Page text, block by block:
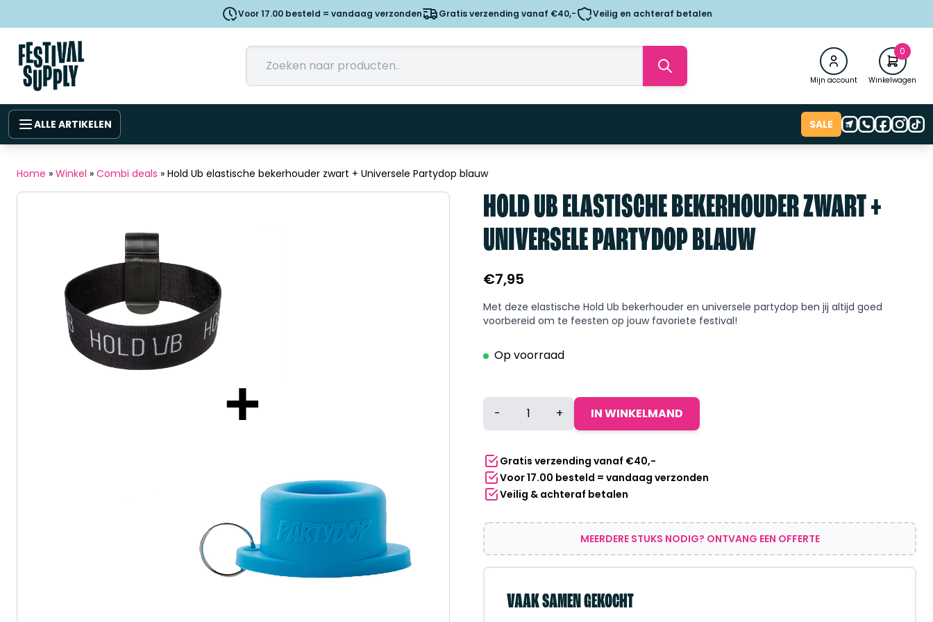
Voor 17.00 besteld = vandaag verzonden Gratis verzending vanaf €40,- Veilig en achteraf betalen
Mijn account
0
Winkelwagen
ALLE ARTIKELEN SALE
Home » Winkel » Combi deals » Hold Ub elastische bekerhouder zwart + Universele Partydop blauw
HOLD UB ELASTISCHE BEKERHOUDER ZWART +
UNIVERSELE PARTYDOP BLAUW
€7,95
Met deze elastische Hold Ub bekerhouder en universele partydop ben jij altijd goed
voorbereid om te feesten op jouw favoriete festival!
Op voorraad
Hold
bekerhouder
zwart
+
Universele
Partydop
blauw
aantal
- + IN WINKELMAND
Gratis verzending vanaf €40,-
Voor 17.00 besteld = vandaag verzonden
Veilig & achteraf betalen
MEERDERE STUKS NODIG? ONTVANG EEN OFFERTE
VAAK SAMEN GEKOCHT